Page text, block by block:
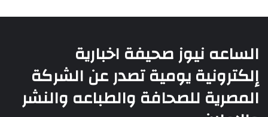
الساعه نيوز صحيفة اخبارية
إلكترونية يومية تصدر عن الشركة
المصرية للصحافة والطباعه والنشر